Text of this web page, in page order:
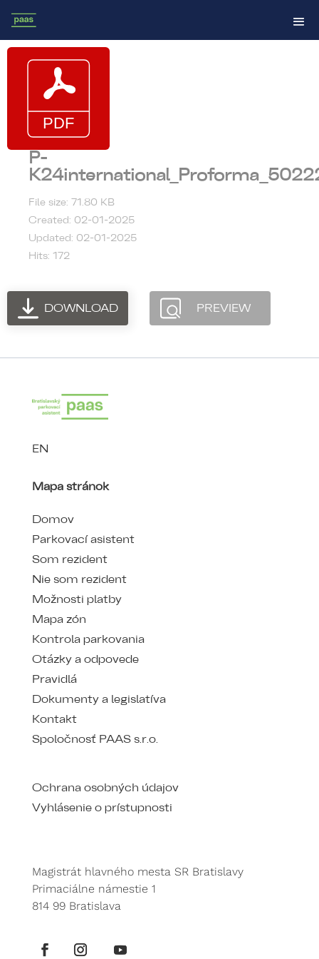
P-
File size: 71.80 KB
Created: 02-01-2025
Updated: 02-01-2025
Hits: 172
DOWNLOAD PREVIEW
EN
Mapa stránok
Domov
Parkovací asistent
Som rezident
Nie som rezident
Možnosti platby
Mapa zón
Kontrola parkovania
Otázky a odpovede
Pravidlá
Dokumenty a legislatíva
Kontakt
Spoločnosť PAAS s.r.o.
Ochrana osobných údajov
Vyhlásenie o prístupnosti
Magistrát hlavného mesta SR Bratislavy
Primaciálne námestie 1
814 99 Bratislava